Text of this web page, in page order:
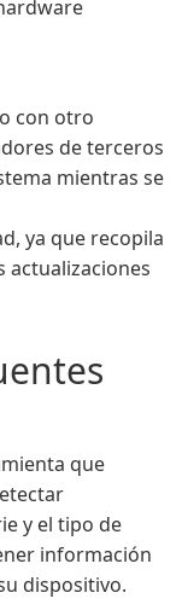
con otro
de terceros
mientras se
ya que recopila
actualizaciones
que
y el tipo de
información
dispositivo.